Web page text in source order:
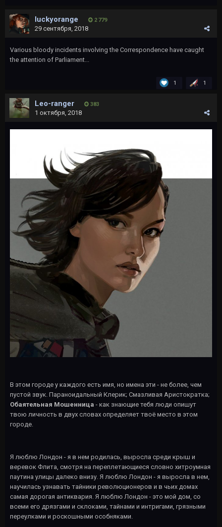
luckyorange 2 779
29 сентября, 2018
Various bloody incidents involving the Correspondence have caught
the attention of Parliament...
1 1
Leo-ranger 383
1 октября, 2018
В этом городе у каждого есть имя, но имена эти - не более, чем
пустой звук. Параноидальный Клерик; Смазливая Аристократка;
Обаятельная Мошенница - как знающие тебя люди опишут
твою личность в двух словах определяет твоё место в этом
городе.
Я люблю Лондон - я в нем родилась, выросла среди крыш и
веревок Флита, смотря на переплетающиеся словно хитроумная
паутина улицы далеко внизу. Я люблю Лондон - я выросла в нем,
научилась узнавать тайники революционеров и в чьих домах
самая дорогая антиквария. Я люблю Лондон - это мой дом, со
всеми его дрязгами и склоками, тайнами и интригами, грязными
переулками и роскошными особняками.